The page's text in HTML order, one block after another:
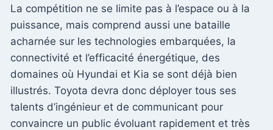
La compétition ne se limite pas à l’espace ou à la
puissance, mais comprend aussi une bataille
acharnée sur les technologies embarquées, la
connectivité et l’efficacité énergétique, des
domaines où Hyundai et Kia se sont déjà bien
illustrés. Toyota devra donc déployer tous ses
talents d’ingénieur et de communicant pour
convaincre un public évoluant rapidement et très